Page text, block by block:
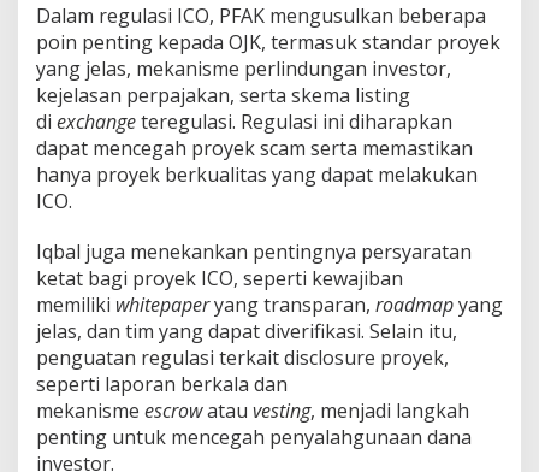
Dalam regulasi ICO, PFAK mengusulkan beberapa
poin penting kepada OJK, termasuk standar proyek
yang jelas, mekanisme perlindungan investor,
kejelasan perpajakan, serta skema listing
di exchangeteregulasi. Regulasi ini diharapkan
dapat mencegah proyek scam serta memastikan
hanya proyek berkualitas yang dapat melakukan
ICO.
Iqbal juga menekankan pentingnya persyaratan
ketat bagi proyek ICO, seperti kewajiban
memiliki whitepaperyang transparan, roadmapyang
jelas, dan tim yang dapat diverifikasi. Selain itu,
penguatan regulasi terkait disclosure proyek,
seperti laporan berkala dan
mekanisme escrowatau vesting, menjadi langkah
penting untuk mencegah penyalahgunaan dana
investor.